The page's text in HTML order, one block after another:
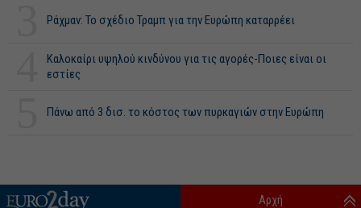
Ράχμαν: Το σχέδιο Τραμπ για την Ευρώπη καταρρέει
Καλοκαίρι υψηλού κινδύνου για τις αγορές-Ποιες είναι οι
εστίες
Πάνω από 3 δισ. το κόστος των πυρκαγιών στην Ευρώπη
Αρχή